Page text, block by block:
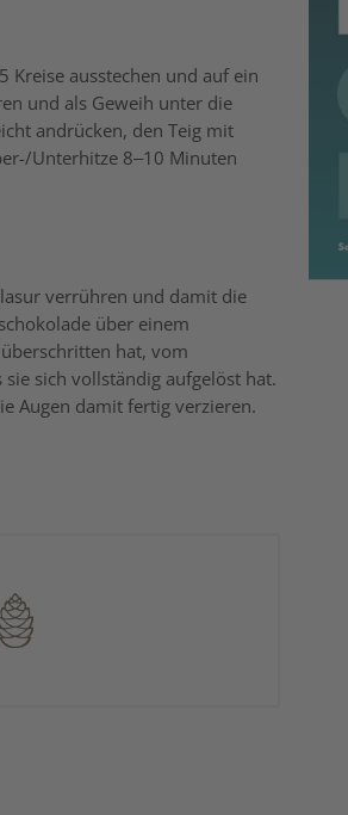
Kreise ausstechen und auf ein
und als Geweih unter die
andrücken, den Teig mit
Unterhitze 8–10 Minuten
verrühren und damit die
über einem
hat, vom
sich vollständig aufgelöst hat.
Augen damit fertig verzieren.